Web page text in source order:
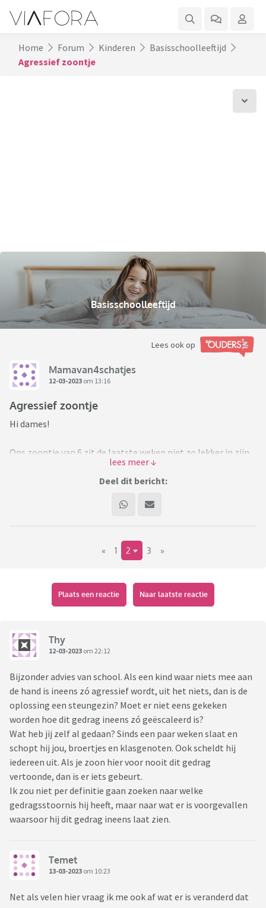
Home Forum Kinderen
Basisschoolleeftijd
Agressief zoontje
Basisschoolleeftijd
Lees ook op
Mamavan4schatjes
12-03-2023 om 13:16
Agressief zoontje
Hi dames!
Ons zoontje van 6 zit de laatste weken niet zo lekker in zijn
meerdere keren moeten ophalen uit school.
Thuis is hij heel agressief tegen zijn broer van 8 en broertje
van 2 en ook tegen mij. Schoppen, slaan, schreeuwen,
Zijn broer van 8 wil niks meer met zijn broertje te maken
hebben, wat ik best snap. Hij is bang geworden voor zijn
broertje van 2 jaar jonger.
vervelen. Maar zoontje van 6 heeft hier op het moment geen
energie voor. Dan vindt zoon van 8 het weer de schuld van zijn
wel zoveel mogelijk met vriendjes te laten spelen, maar hij
wil ook gewoon eens thuis zijn. Maar voor hem voelt thuis
niet meer veilig...
Zoontje van 2 heeft nog niet echt besef ervan. Maar o, wat
kan hij zijn broer van 6 goed uitlokken...
En dan heb je ook nog een zusje van 0, waar zoontje van 6
helemaal verliefd op is. Door haar wordt hij echt even
helemaal rustig, maar ik durf als ze bij elkaar zijn ook geen
seconde weg te kijken.
Ik ben zo wanhopig... Het was zo'n sociaal jongetje en nu
opeens dit! Zou hij een gedragsstoornis hebben? Alvast heel
erg bedankt...
Deel dit bericht:
« 1 2 3 »
Plaats een reactie Naar laatste reactie
Thy
12-03-2023 om 22:12
Bijzonder advies van school. Als een kind waar niets mee aan
de hand is ineens zó agressief wordt, uit het niets, dan is de
oplossing een steungezin? Moet er niet eens gekeken
worden hoe dit gedrag ineens zó geëscaleerd is?
Wat heb jij zelf al gedaan? Sinds een paar weken slaat en
schopt hij jou, broertjes en klasgenoten. Ook scheldt hij
iedereen uit. Als je zoon hier voor nooit dit gedrag
vertoonde, dan is er iets gebeurt.
Ik zou niet per definitie gaan zoeken naar welke
gedragsstoornis hij heeft, maar naar wat er is voorgevallen
waarsoor hij dit gedrag ineens laat zien.
Temet
13-03-2023 om 10:23
Net als velen hier vraag ik me ook af wat er is veranderd dat